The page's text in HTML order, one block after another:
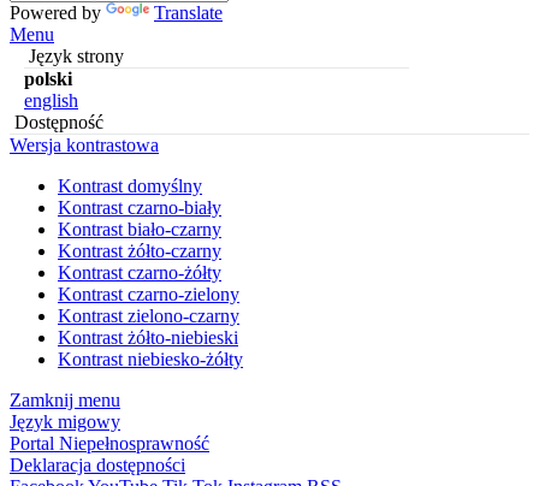
Powered by
Translate
Menu
Język strony
polski
english
Dostępność
Wersja kontrastowa
Kontrast domyślny
Kontrast czarno-biały
Kontrast biało-czarny
Kontrast żółto-czarny
Kontrast czarno-żółty
Kontrast czarno-zielony
Kontrast zielono-czarny
Kontrast żółto-niebieski
Kontrast niebiesko-żółty
Zamknij menu
Język migowy
Portal Niepełnosprawność
Deklaracja dostępności